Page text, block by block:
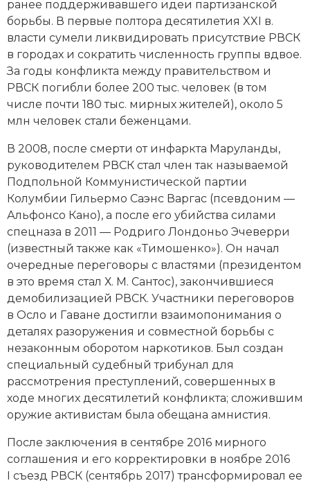
ранее поддерживавшего идеи партизанской
борьбы. В первые полтора десятилетия XXI в.
власти сумели ликвидировать присутствие РВСК
в городах и сократить численность группы вдвое.
За годы конфликта между правительством и
РВСК погибли более 200 тыс. человек (в том
числе почти 180 тыс. мирных жителей), около 5
млн человек стали беженцами.
В 2008, после смерти от инфаркта Маруланды,
руководителем РВСК стал член так называемой
Подпольной Коммунистической партии
Колумбии Гильермо Саэнс Варгас (псевдоним —
Альфонсо Кано), а после его убийства силами
спецназа в 2011 — Родриго Лондоньо Эчеверри
(известный также как «Тимошенко»). Он начал
очередные переговоры с властями (президентом
в это время стал Х. М. Сантос), закончившиеся
демобилизацией РВСК. Участники переговоров
в Осло и Гаване достигли взаимопонимания о
деталях разоружения и совместной борьбы с
незаконным оборотом наркотиков. Был создан
специальный судебный трибунал для
рассмотрения преступлений, совершенных в
ходе многих десятилетий конфликта; сложившим
оружие активистам была обещана амнистия.
После заключения в сентябре 2016 мирного
соглашения и его корректировки в ноябре 2016
I съезд РВСК (сентябрь 2017) трансформировал ее